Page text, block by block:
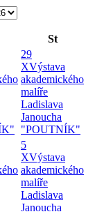
St
29
XVýstava
akademického
malíře
Ladislava
Janoucha
"POUTNÍK"
5
XVýstava
akademického
malíře
Ladislava
Janoucha